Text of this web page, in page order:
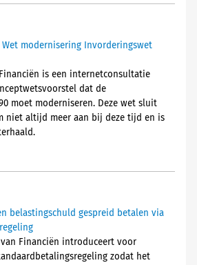
modernisering Invorderingswet
is een internetconsultatie
dat de
moet moderniseren. Deze wet sluit
niet altijd meer aan bij deze tijd en is
belastingschuld gespreid betalen via
van Financiën introduceert voor
zodat het